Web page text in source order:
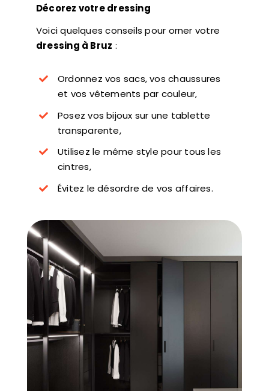
Décorez votre dressing
Voici quelques conseils pour orner votre
dressing à Bruz :
Ordonnez vos sacs, vos chaussures
et vos vêtements par couleur,
Posez vos bijoux sur une tablette
transparente,
Utilisez le même style pour tous les
cintres,
Évitez le désordre de vos affaires.